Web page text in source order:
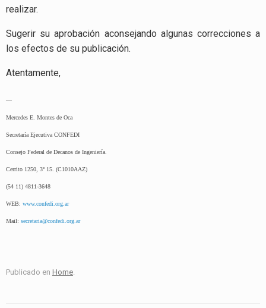
realizar.
Sugerir su aprobación aconsejando algunas correcciones a
los efectos de su publicación.
Atentamente,
—
Mercedes E. Montes de Oca
Secretaría Ejecutiva CONFEDI
Consejo Federal de Decanos de Ingeniería.
Cerrito 1250, 3º 15. (C1010AAZ)
(54 11) 4811-3648
WEB: www.confedi.org.ar
Mail: secretaria@confedi.org.ar
Publicado en Home.